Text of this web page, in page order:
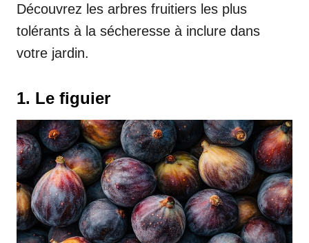
Découvrez les arbres fruitiers les plus
tolérants à la sécheresse à inclure dans
votre jardin.
1. Le figuier